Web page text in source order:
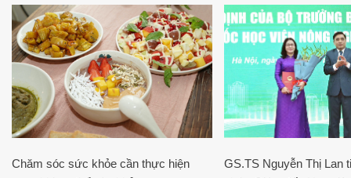
Chăm sóc sức khỏe cần thực hiện
GS.TS Nguyễn Thị Lan